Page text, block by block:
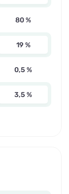
80 %
19 %
0,5 %
3,5 %